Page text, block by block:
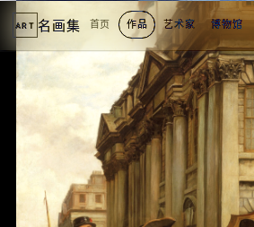
ART 名画集 首页 作品 艺术家 博物馆